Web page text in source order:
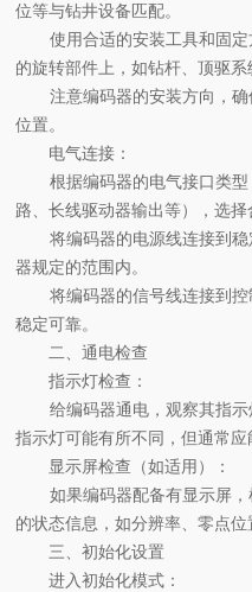
位等与钻井设备匹配。
使用合适的安装工具和固定
的旋转部件上，如钻杆、顶驱系
注意编码器的安装方向，确
位置。
电气连接：
根据编码器的电气接口类型
路、长线驱动器输出等），选择
将编码器的电源线连接到稳
器规定的范围内。
将编码器的信号线连接到控
稳定可靠。
二、通电检查
指示灯检查：
给编码器通电，观察其指示
指示灯可能有所不同，但通常应
显示屏检查（如适用）：
如果编码器配备有显示屏，
的状态信息，如分辨率、零点位
三、初始化设置
进入初始化模式：